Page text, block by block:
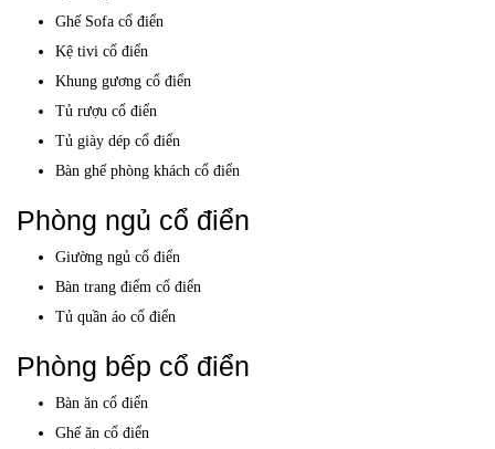
Ghế Sofa cổ điển
Kệ tivi cổ điển
Khung gương cổ điển
Tủ rượu cổ điển
Tủ giày dép cổ điển
Bàn ghế phòng khách cổ điển
Phòng ngủ cổ điển
Giường ngủ cổ điển
Bàn trang điểm cổ điển
Tủ quần áo cổ điển
Phòng bếp cổ điển
Bàn ăn cổ điển
Ghế ăn cổ điển